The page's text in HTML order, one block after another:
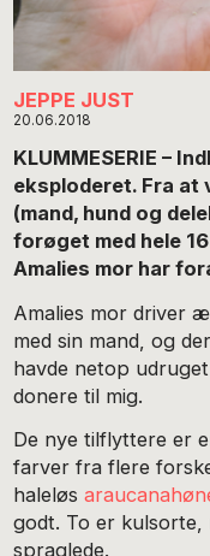
JEPPE JUST
20.06.2018
KLUMMESERIE –
eksploderet. Fra
(mand, hund og
forøget med hele
Amalies mor har
Amalies mor driver
med sin mand, og
havde netop
donere til mig.
De nye tilflyttere er
farver fra flere
haleløs
godt. To er kulsorte,
spraglede.